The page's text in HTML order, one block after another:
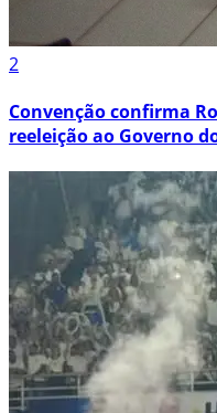
2
Convenção confirma
reeleição ao Governo